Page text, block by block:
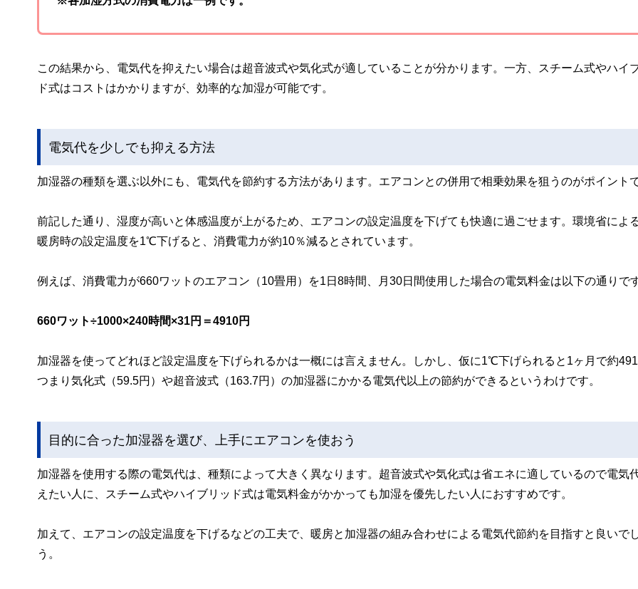
この結果から、電気代を抑えたい場合は超音波式や気化式が適していることが分かります。一方、スチーム式やハイ
ド式はコストはかかりますが、効率的な加湿が可能です。
電気代を少しでも抑える方法
加湿器の種類を選ぶ以外にも、電気代を節約する方法があります。エアコンとの併用で相乗効果を狙うのがポイント
前記した通り、湿度が高いと体感温度が上がるため、エアコンの設定温度を下げても快適に過ごせます。環境省によ
暖房時の設定温度を1℃下げると、消費電力が約10％減るとされています。
例えば、消費電力が660ワットのエアコン（10畳用）を1日8時間、月30日間使用した場合の電気料金は以下の通りで
660ワット÷1000×240時間×31円＝4910円
加湿器を使ってどれほど設定温度を下げられるかは一概には言えません。しかし、仮に1℃下げられると1ヶ月で約
つまり気化式（59.5円）や超音波式（163.7円）の加湿器にかかる電気代以上の節約ができるというわけです。
目的に合った加湿器を選び、上手にエアコンを使おう
加湿器を使用する際の電気代は、種類によって大きく異なります。超音波式や気化式は省エネに適しているので電気
えたい人に、スチーム式やハイブリッド式は電気料金がかかっても加湿を優先したい人におすすめです。
加えて、エアコンの設定温度を下げるなどの工夫で、暖房と加湿器の組み合わせによる電気代節約を目指すと良いで
う。